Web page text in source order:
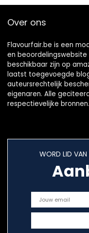
Over ons
Flavourfair.be is een
en
beschikbaar zijn op
laatst toegevoegde
auteursrechtelijk
eigenaren. Alle
respectievelijke bronnen.
WORD LID VAN